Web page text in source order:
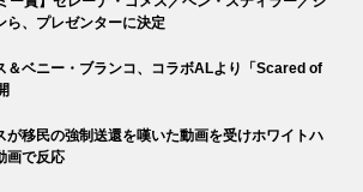
ら、プレゼンターに決定
＆ベニー・ブランコ、コラボALより「Scared of
が移民の強制送還を嘆いた動画を受けホワイトハ
画で反応